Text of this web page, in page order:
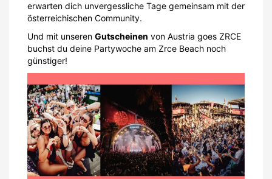
erwarten dich unvergessliche Tage gemeinsam mit der
österreichischen Community.
Und mit unseren Gutscheinen von Austria goes ZRCE
buchst du deine Partywoche am Zrce Beach noch
günstiger!